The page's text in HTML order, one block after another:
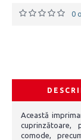
0
Această
cuprinzătoare,
comode,